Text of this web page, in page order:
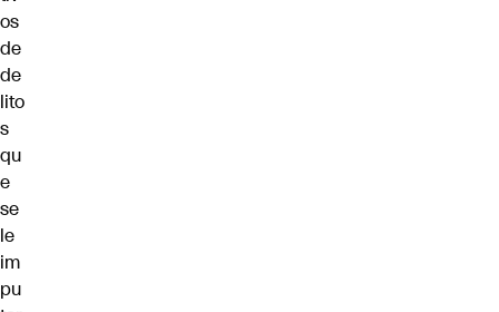
os
de
de
lito
s
qu
e
se
le
im
pu